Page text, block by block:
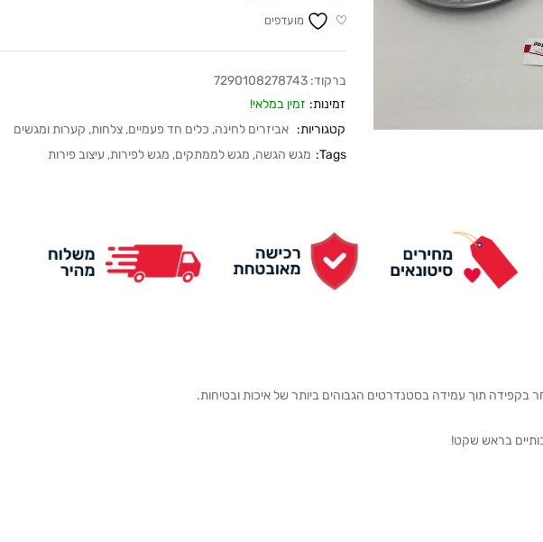
מועדפים
ברקוד: 7290108278743
זמינות: זמין במלאי!
קטגוריות: אביזרים לחינה, כלים חד פעמיים, צלחות, קערות ומגשים
Tags: מגש הגשה, מגש לממתקים, מגש לפירות, עיצוב פירות
בקפידה תוך עמידה בסטנדרטים הגבוהים ביותר של איכות ובטיחות.
בראש שקט!